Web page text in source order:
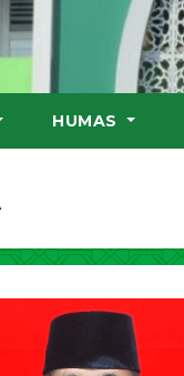
HUMAS